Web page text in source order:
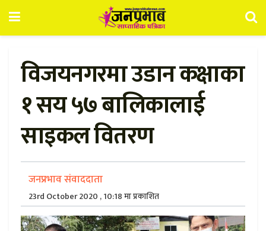
विजयनगरमा उडान कक्षाका
१ सय ५७ बालिकालाई
साइकल वितरण
जनप्रभाव संवाददाता
23rd October 2020 , 10:18 मा प्रकाशित